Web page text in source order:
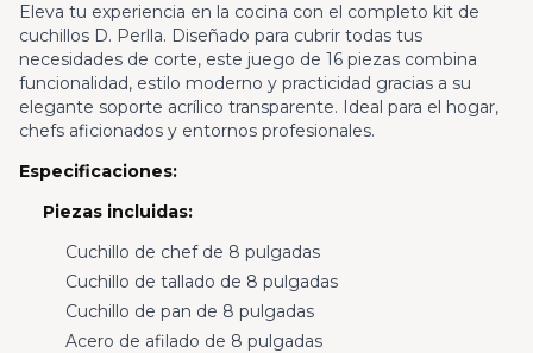
Eleva tu experiencia en la cocina con el completo kit de
cuchillos D. Perlla. Diseñado para cubrir todas tus
necesidades de corte, este juego de 16 piezas combina
funcionalidad, estilo moderno y practicidad gracias a su
elegante soporte acrílico transparente. Ideal para el hogar,
chefs aficionados y entornos profesionales.
Especificaciones:
Piezas incluidas:
Cuchillo de chef de 8 pulgadas
Cuchillo de tallado de 8 pulgadas
Cuchillo de pan de 8 pulgadas
Acero de afilado de 8 pulgadas